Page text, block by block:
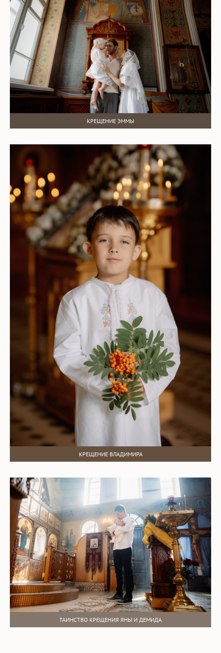
КРЕЩЕНИЕ ЭММЫ
КРЕЩЕНИЕ ВЛАДИМИРА
ТАИНСТВО КРЕЩЕНИЯ ЯНЫ И ДЕМИДА